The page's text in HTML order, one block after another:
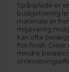
Spånplade er
budgetvenlig
materiale er
miljøvenlig
kan ofte
flot finish.
mindre